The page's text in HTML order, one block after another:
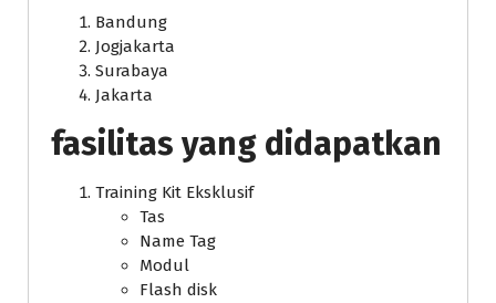
Bandung
Jogjakarta
Surabaya
Jakarta
fasilitas yang didapatkan
Training Kit Eksklusif
Tas
Name Tag
Modul
Flash disk